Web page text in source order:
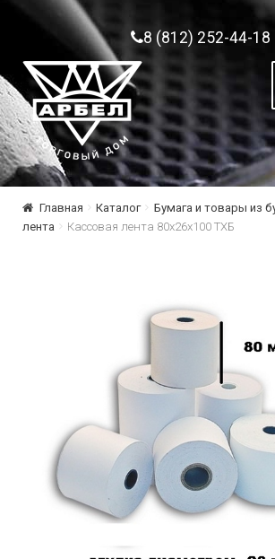
Перейти к навигации
Перейти к содержимому8 (812) 252-44-18
Главная Каталог Бумага и товары из
лента
Кассовая лента 80х26х100 ТХБ